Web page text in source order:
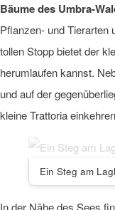
Bäume des Umbra-
Pflanzen- und Tierarten
tollen Stopp bietet der
herumlaufen kannst.
und auf der
kleine Trattoria
Ein Steg am
In der Nähe des Sees